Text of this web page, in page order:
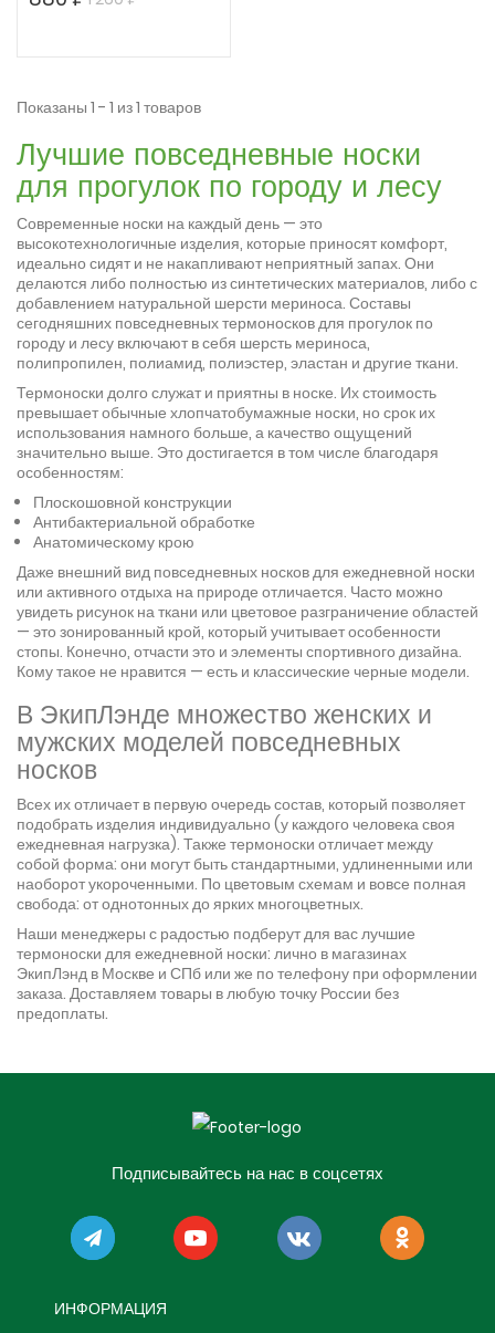
Показаны 1 - 1 из 1 товаров
Лучшие повседневные носки
для прогулок по городу и лесу
Современные носки на каждый день — это
высокотехнологичные изделия, которые приносят комфорт,
идеально сидят и не накапливают неприятный запах. Они
делаются либо полностью из синтетических материалов, либо с
добавлением натуральной шерсти мериноса. Составы
сегодняшних повседневных термоносков для прогулок по
городу и лесу включают в себя шерсть мериноса,
полипропилен, полиамид, полиэстер, эластан и другие ткани.
Термоноски долго служат и приятны в носке. Их стоимость
превышает обычные хлопчатобумажные носки, но срок их
использования намного больше, а качество ощущений
значительно выше. Это достигается в том числе благодаря
особенностям:
Плоскошовной конструкции
Антибактериальной обработке
Анатомическому крою
Даже внешний вид повседневных носков для ежедневной носки
или активного отдыха на природе отличается. Часто можно
увидеть рисунок на ткани или цветовое разграничение областей
— это зонированный крой, который учитывает особенности
стопы. Конечно, отчасти это и элементы спортивного дизайна.
Кому такое не нравится — есть и классические черные модели.
В ЭкипЛэнде множество женских и
мужских моделей повседневных
носков
Всех их отличает в первую очередь состав, который позволяет
подобрать изделия индивидуально (у каждого человека своя
ежедневная нагрузка). Также термоноски отличает между
собой форма: они могут быть стандартными, удлиненными или
наоборот укороченными. По цветовым схемам и вовсе полная
свобода: от однотонных до ярких многоцветных.
Наши менеджеры с радостью подберут для вас лучшие
термоноски для ежедневной носки: лично в магазинах
ЭкипЛэнд в Москве и СПб или же по телефону при оформлении
заказа. Доставляем товары в любую точку России без
предоплаты.
Подписывайтесь на нас в соцсетях
ИНФОРМАЦИЯ